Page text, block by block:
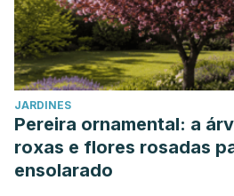
JARDINES
Pereira ornamental: a
roxas e flores rosadas
ensolarado